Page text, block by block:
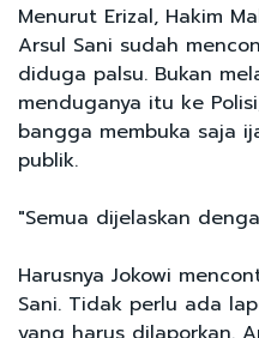
Menurut Erizal, Hakim
Arsul Sani sudah
diduga palsu. Bukan
menduganya itu ke
bangga membuka saja
publik.
"Semua dijelaskan
Harusnya Jokowi
Sani. Tidak perlu ada